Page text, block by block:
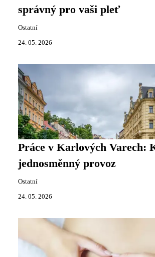
správný pro vaši pleť
Ostatní
24. 05. 2026
Práce v Karlových Varech:
jednosměnný provoz
Ostatní
24. 05. 2026